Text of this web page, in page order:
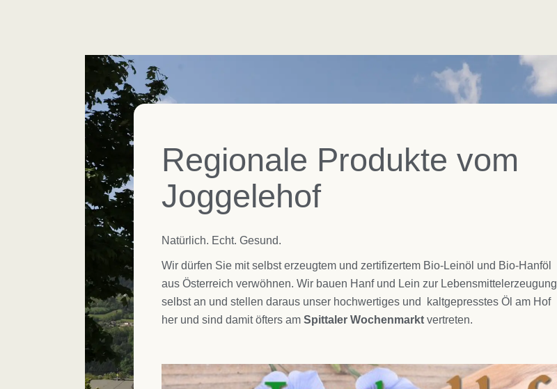
Regionale Produkte vom
Joggelehof
Natürlich. Echt. Gesund.
Wir dürfen Sie mit selbst erzeugtem und zertifizertem Bio-Leinöl und Bio-Hanföl
aus Österreich verwöhnen. Wir bauen Hanf und Lein zur Lebensmittelerzeugung
selbst an und stellen daraus unser hochwertiges und kaltgepresstes Öl am Hof
her und sind damit öfters am Spittaler Wochenmarkt vertreten.